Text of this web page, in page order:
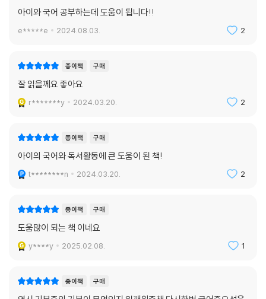
아이와 국어 공부하는데 도움이 됩니다!!
e*****e 2024.08.03. 2
종이책 구매
잘 읽을께요 좋아요
r*******y 2024.03.20. 2
종이책 구매
아이의 국어와 독서활동에 큰 도움이 된 책!
t********n 2024.03.20. 2
종이책 구매
도움많이 되는 책 이네요
y****y 2025.02.08. 1
종이책 구매